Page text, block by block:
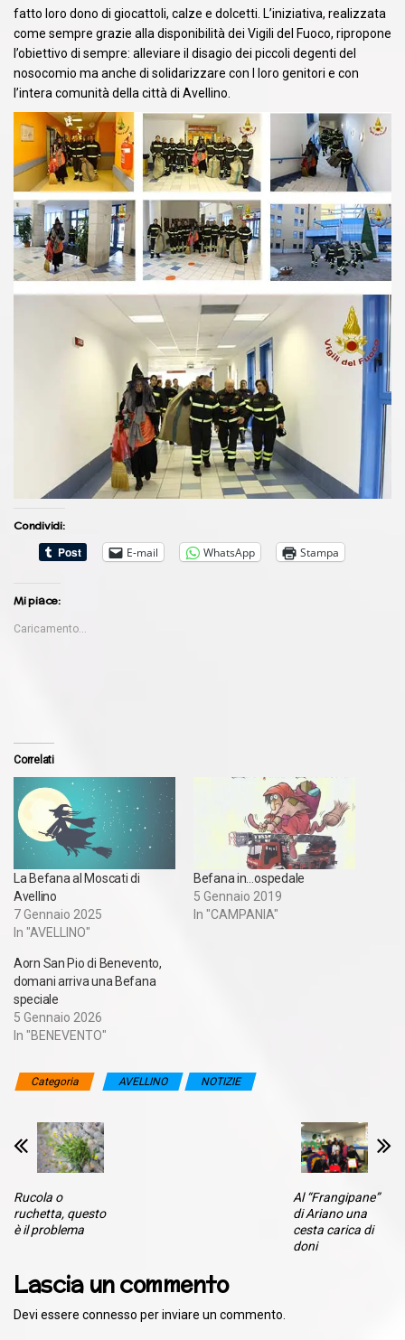
fatto loro dono di giocattoli, calze e dolcetti. L’iniziativa, realizzata
come sempre grazie alla disponibilità dei Vigili del Fuoco, ripropone
l’obiettivo di sempre: alleviare il disagio dei piccoli degenti del
nosocomio ma anche di solidarizzare con I loro genitori e con
l’intera comunità della città di Avellino.
Condividi:
E-mail
WhatsApp Stampa
Mi piace:
Caricamento...
Correlati
La Befana al Moscati di
Avellino
7 Gennaio 2025
In "AVELLINO"
Befana in…ospedale
5 Gennaio 2019
In "CAMPANIA"
Aorn San Pio di Benevento,
domani arriva una Befana
speciale
5 Gennaio 2026
In "BENEVENTO"
Categoria AVELLINO NOTIZIE
Rucola o
ruchetta, questo
è il problema
Al “Frangipane”
di Ariano una
cesta carica di
doni
Lascia un commento
Devi essere connesso per inviare un commento.